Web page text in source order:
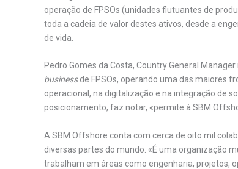
operação de FPSOs (unidades flutuantes de
toda a cadeia de valor destes ativos, desde a
de vida.
Pedro Gomes da Costa, Country General
businessde FPSOs, operando uma das maiores
operacional, na digitalização e na integração de
posicionamento, faz notar, «permite à SBM
A SBM Offshore conta com cerca de oito mil
diversas partes do mundo. «É uma organização
trabalham em áreas como engenharia, projetos,